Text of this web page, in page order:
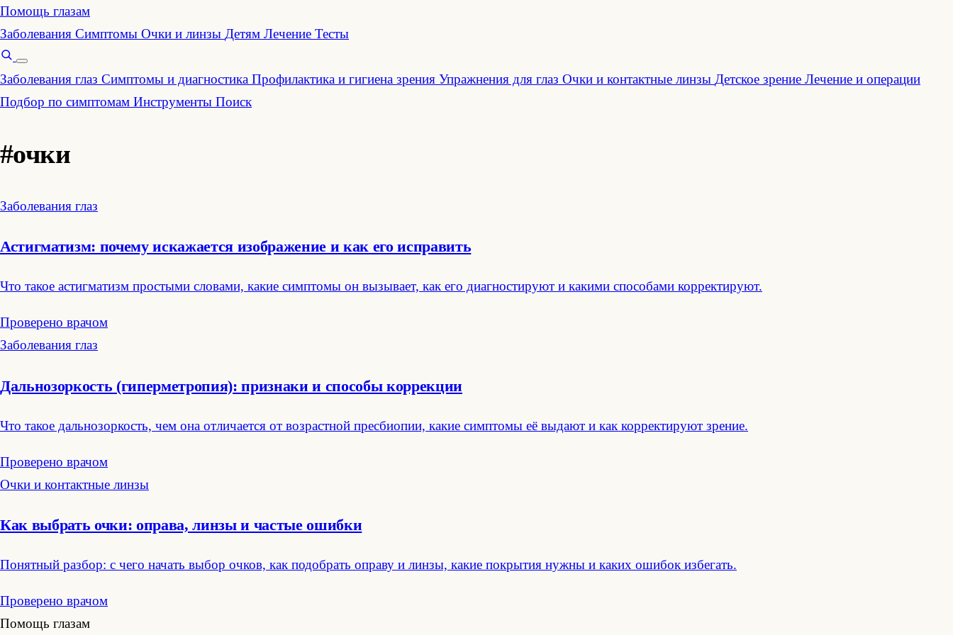
Помощь глазам
Заболевания Симптомы Очки и линзы Детям Лечение Тесты
Заболевания глаз Симптомы и диагностика Профилактика и гигиена зрения Упражнения для глаз Очки и контактные линзы Детское зрение Лечение и операции
Подбор по симптомам Инструменты Поиск
#очки
Заболевания глаз
Астигматизм: почему искажается изображение и как его исправить
Что такое астигматизм простыми словами, какие симптомы он вызывает, как его диагностируют и какими способами корректируют.
Проверено врачом
Заболевания глаз
Дальнозоркость (гиперметропия): признаки и способы коррекции
Что такое дальнозоркость, чем она отличается от возрастной пресбиопии, какие симптомы её выдают и как корректируют зрение.
Проверено врачом
Очки и контактные линзы
Как выбрать очки: оправа, линзы и частые ошибки
Понятный разбор: с чего начать выбор очков, как подобрать оправу и линзы, какие покрытия нужны и каких ошибок избегать.
Проверено врачом
Помощь глазам